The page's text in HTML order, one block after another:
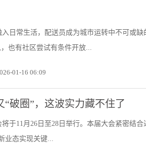
日常生活，配送员成为城市运转中不可或
也有社区尝试有条件开放...
01-16 06:09
破圈”，这波实力藏不住了
于11月26日至28日举行。本届大会紧密结
业态实现关键...